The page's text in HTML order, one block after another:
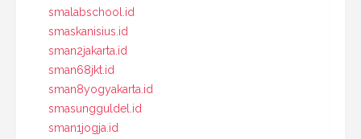
smalabschool.id
smaskanisius.id
sman2jakarta.id
sman68jkt.id
sman8yogyakarta.id
smasungguldel.id
sman1jogja.id